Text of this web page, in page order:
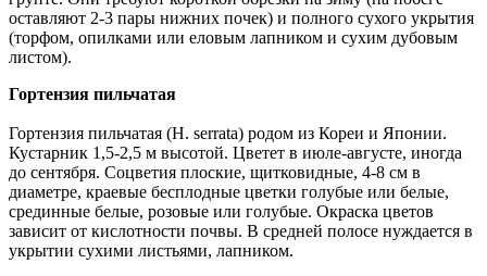
оставляют 2-3 пары нижних почек) и полного сухого укрытия
(торфом, опилками или еловым лапником и сухим дубовым
листом).
Гортензия пильчатая
Гортензия пильчатая (Н. serrata) родом из Кореи и Японии.
Кустарник 1,5-2,5 м высотой. Цветет в июле-августе, иногда
до сентября. Соцветия плоские, щитковидные, 4-8 см в
диаметре, краевые бесплодные цветки голубые или белые,
срединные белые, розовые или голубые. Окраска цветов
зависит от кислотности почвы. В средней полосе нуждается в
укрытии сухими листьями, лапником.